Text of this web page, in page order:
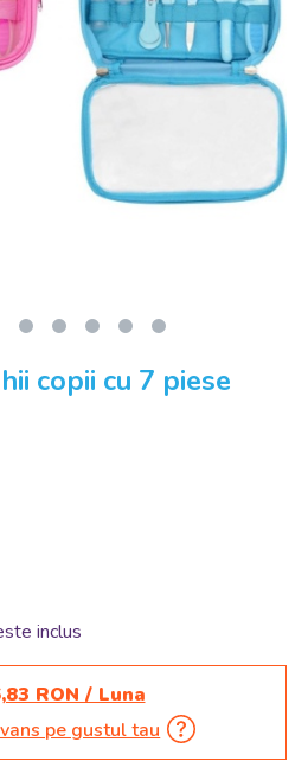
copii cu 7 piese
inclus
RON / Luna
pe gustul tau